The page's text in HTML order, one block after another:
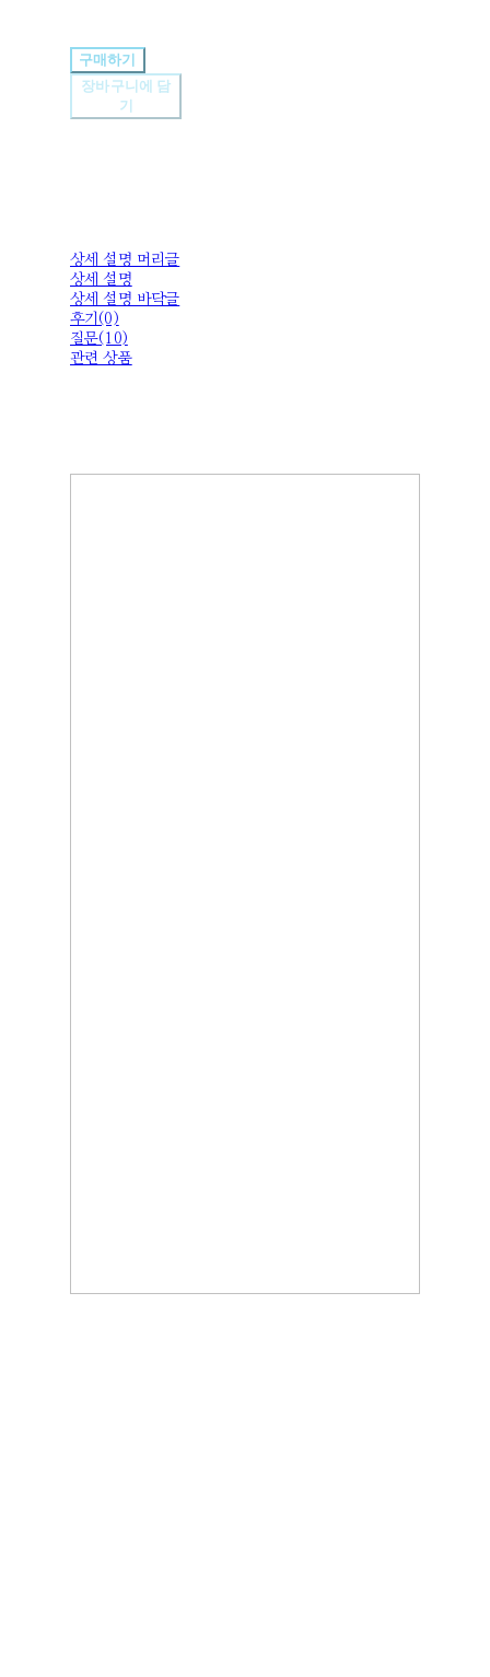
구매하기
장바구니에 담
기
상세 설명 머리글
상세 설명
상세 설명 바닥글
후기(0)
질문(10)
관련 상품